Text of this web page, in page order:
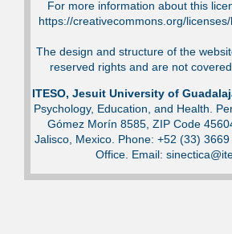
For more information about this
https://creativecommons.org/
The design and structure of the
reserved rights and are not
ITESO, Jesuit University of
Psychology, Education, and Health.
Gómez Morín 8585, ZIP Code
Jalisco, Mexico. Phone: +52 (33)
Office. Email: